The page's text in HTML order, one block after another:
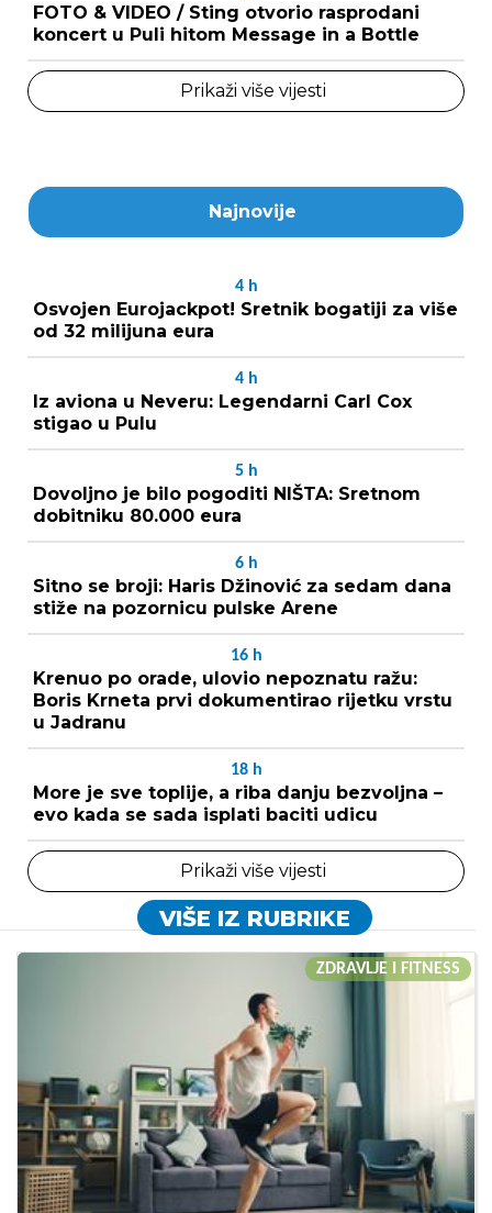
FOTO & VIDEO / Sting otvorio rasprodani
koncert u Puli hitom Message in a Bottle
Prikaži više vijesti
Najnovije
4 h
Osvojen Eurojackpot! Sretnik bogatiji za više
od 32 milijuna eura
4 h
Iz aviona u Neveru: Legendarni Carl Cox
stigao u Pulu
5 h
Dovoljno je bilo pogoditi NIŠTA: Sretnom
dobitniku 80.000 eura
6 h
Sitno se broji: Haris Džinović za sedam dana
stiže na pozornicu pulske Arene
16 h
Krenuo po orade, ulovio nepoznatu ražu:
Boris Krneta prvi dokumentirao rijetku vrstu
u Jadranu
18 h
More je sve toplije, a riba danju bezvoljna –
evo kada se sada isplati baciti udicu
Prikaži više vijesti
VIŠE IZ RUBRIKE
ZDRAVLJE I FITNESS